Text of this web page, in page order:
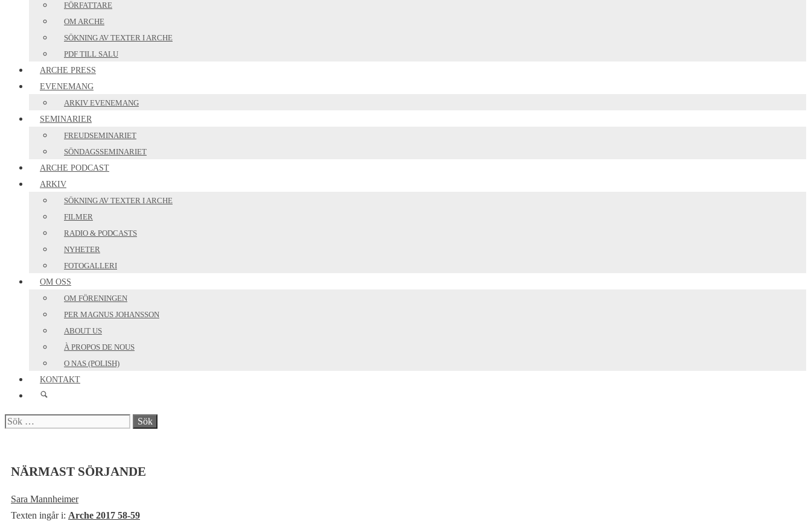
FÖRFATTARE
OM ARCHE
SÖKNING AV TEXTER I ARCHE
PDF TILL SALU
ARCHE PRESS
EVENEMANG
ARKIV EVENEMANG
SEMINARIER
FREUDSEMINARIET
SÖNDAGSSEMINARIET
ARCHE PODCAST
ARKIV
SÖKNING AV TEXTER I ARCHE
FILMER
RADIO & PODCASTS
NYHETER
FOTOGALLERI
OM OSS
OM FÖRENINGEN
PER MAGNUS JOHANSSON
ABOUT US
À PROPOS DE NOUS
O NAS (POLISH)
KONTAKT
Sök
NÄRMAST SÖRJANDE
Sara Mannheimer
Texten ingår i: Arche 2017 58-59